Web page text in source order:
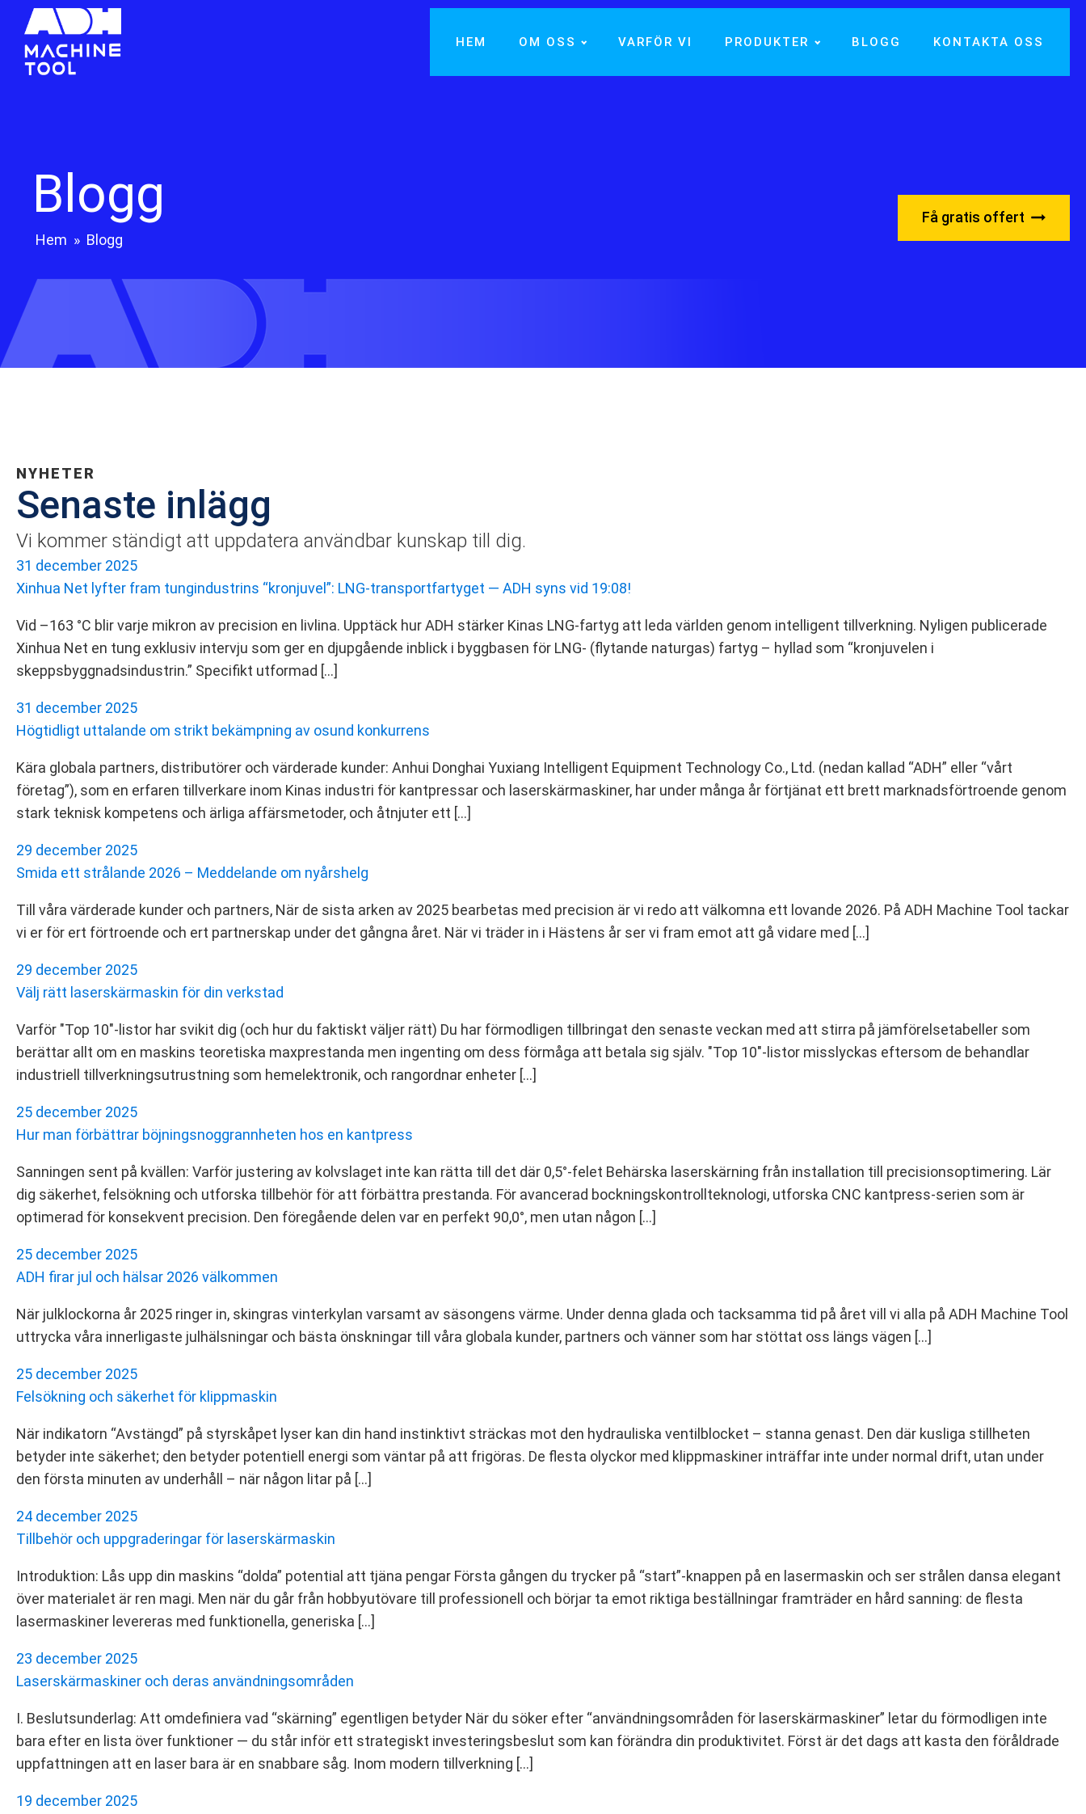
HEM OM OSS VARFÖR VI PRODUKTER BLOGG KONTAKTA OSS
Blogg
Hem » Blogg
Få gratis offert
NYHETER
Senaste inlägg
Vi kommer ständigt att uppdatera användbar kunskap till dig.
31 december 2025
Xinhua Net lyfter fram tungindustrins “kronjuvel”: LNG-transportfartyget — ADH syns vid 19:08!
Vid –163 °C blir varje mikron av precision en livlina. Upptäck hur ADH stärker Kinas LNG-fartyg att leda världen genom intelligent tillverkning. Nyligen publicerade
Xinhua Net en tung exklusiv intervju som ger en djupgående inblick i byggbasen för LNG‑ (flytande naturgas) fartyg – hyllad som “kronjuvelen i
skeppsbyggnadsindustrin.” Specifikt utformad […]
31 december 2025
Högtidligt uttalande om strikt bekämpning av osund konkurrens
Kära globala partners, distributörer och värderade kunder: Anhui Donghai Yuxiang Intelligent Equipment Technology Co., Ltd. (nedan kallad “ADH” eller “vårt
företag”), som en erfaren tillverkare inom Kinas industri för kantpressar och laserskärmaskiner, har under många år förtjänat ett brett marknadsförtroende genom
stark teknisk kompetens och ärliga affärsmetoder, och åtnjuter ett […]
29 december 2025
Smida ett strålande 2026 – Meddelande om nyårshelg
Till våra värderade kunder och partners, När de sista arken av 2025 bearbetas med precision är vi redo att välkomna ett lovande 2026. På ADH Machine Tool tackar
vi er för ert förtroende och ert partnerskap under det gångna året. När vi träder in i Hästens år ser vi fram emot att gå vidare med […]
29 december 2025
Välj rätt laserskärmaskin för din verkstad
Varför "Top 10"-listor har svikit dig (och hur du faktiskt väljer rätt) Du har förmodligen tillbringat den senaste veckan med att stirra på jämförelsetabeller som
berättar allt om en maskins teoretiska maxprestanda men ingenting om dess förmåga att betala sig själv. "Top 10"-listor misslyckas eftersom de behandlar
industriell tillverkningsutrustning som hemelektronik, och rangordnar enheter […]
25 december 2025
Hur man förbättrar böjningsnoggrannheten hos en kantpress
Sanningen sent på kvällen: Varför justering av kolvslaget inte kan rätta till det där 0,5°-felet Behärska laserskärning från installation till precisionsoptimering. Lär
dig säkerhet, felsökning och utforska tillbehör för att förbättra prestanda. För avancerad bockningskontrollteknologi, utforska CNC kantpress-serien som är
optimerad för konsekvent precision. Den föregående delen var en perfekt 90,0°, men utan någon […]
25 december 2025
ADH firar jul och hälsar 2026 välkommen
När julklockorna år 2025 ringer in, skingras vinterkylan varsamt av säsongens värme. Under denna glada och tacksamma tid på året vill vi alla på ADH Machine Tool
uttrycka våra innerligaste julhälsningar och bästa önskningar till våra globala kunder, partners och vänner som har stöttat oss längs vägen […]
25 december 2025
Felsökning och säkerhet för klippmaskin
När indikatorn “Avstängd” på styrskåpet lyser kan din hand instinktivt sträckas mot den hydrauliska ventilblocket – stanna genast. Den där kusliga stillheten
betyder inte säkerhet; den betyder potentiell energi som väntar på att frigöras. De flesta olyckor med klippmaskiner inträffar inte under normal drift, utan under
den första minuten av underhåll – när någon litar på […]
24 december 2025
Tillbehör och uppgraderingar för laserskärmaskin
Introduktion: Lås upp din maskins “dolda” potential att tjäna pengar Första gången du trycker på “start”-knappen på en lasermaskin och ser strålen dansa elegant
över materialet är ren magi. Men när du går från hobbyutövare till professionell och börjar ta emot riktiga beställningar framträder en hård sanning: de flesta
lasermaskiner levereras med funktionella, generiska […]
23 december 2025
Laser­skärmaskiner och deras användningsområden
I. Beslutsunderlag: Att omdefiniera vad “skärning” egentligen betyder När du söker efter “användningsområden för laserskärmaskiner” letar du förmodligen inte
bara efter en lista över funktioner — du står inför ett strategiskt investeringsbeslut som kan förändra din produktivitet. Först är det dags att kasta den föråldrade
uppfattningen att en laser bara är en snabbare såg. Inom modern tillverkning […]
19 december 2025